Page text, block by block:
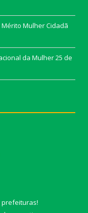
Mulher Cidadã
da Mulher25 de
prefeituras!